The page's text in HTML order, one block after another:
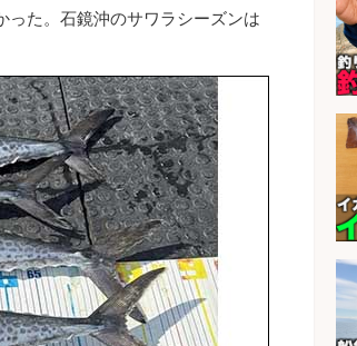
った。石鏡沖のサワラシーズンは